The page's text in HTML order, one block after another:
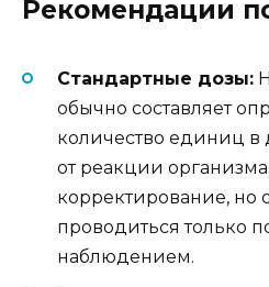
Рекомендации
Стандартные дозы:
обычно составляет
количество единиц в
от реакции
корректирование, но
проводиться только
наблюдением.